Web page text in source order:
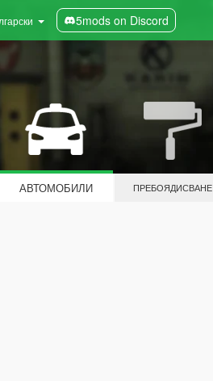
5mods on Discord
АВТОМОБИЛИ ПРЕБОЯДИСВАНЕ